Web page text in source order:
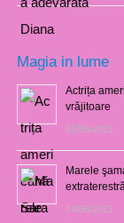
Magia in lume
Actrița
vrăjitoare
03/08/2021
Marele
14/06/2021